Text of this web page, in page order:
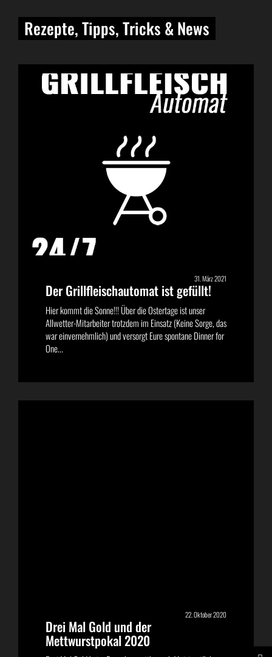
Rezepte, Tipps, Tricks & News
31. März 2021
Der Grillfleischautomat ist gefüllt!
Hier kommt die Sonne!!! Über die Ostertage ist unser
Allwetter-Mitarbeiter trotzdem im Einsatz (Keine Sorge, das
war einvernehmlich) und versorgt Eure spontane Dinner for
One...
22. Oktober 2020
Drei Mal Gold und der
Mettwurstpokal 2020